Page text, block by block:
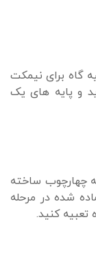
گاه برای نیمکت
و پایه های یک
چهارچوب ساخته
شده در مرحله
تعبیه کنید.